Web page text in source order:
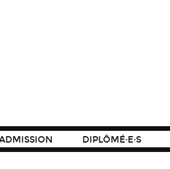
DIPLÔMÉ·E·S